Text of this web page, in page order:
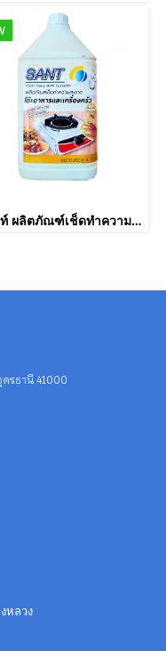
แซนท์ ผลิตภัณฑ์เช็ดทำความสะอาดโต๊ะอาหาร กลิ่นตะไคร้หอม ขนาดบรรจุ 4 ลิตร
รธานี 41000
หลวง